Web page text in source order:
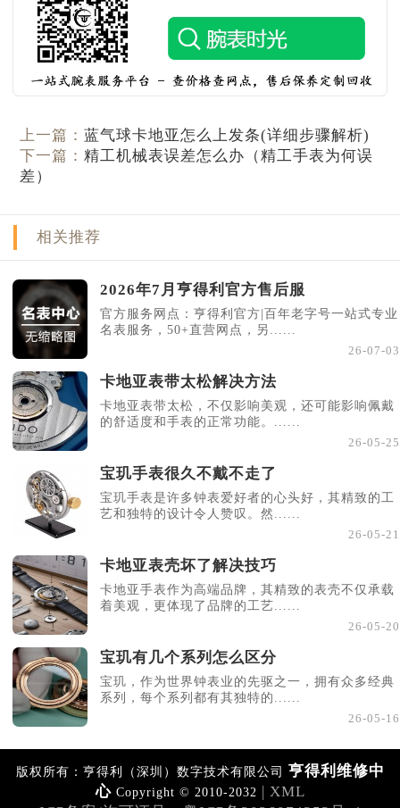
上一篇：蓝气球卡地亚怎么上发条(详细步骤解析)
下一篇：精工机械表误差怎么办（精工手表为何误
差）
相关推荐
2026年7月亨得利官方售后服
官方服务网点：亨得利官方|百年老字号一站式专业
名表服务，50+直营网点，另......
26-07-03
卡地亚表带太松解决方法
卡地亚表带太松，不仅影响美观，还可能影响佩戴
的舒适度和手表的正常功能。......
26-05-25
宝玑手表很久不戴不走了
宝玑手表是许多钟表爱好者的心头好，其精致的工
艺和独特的设计令人赞叹。然......
26-05-21
卡地亚表壳坏了解决技巧
卡地亚手表作为高端品牌，其精致的表壳不仅承载
着美观，更体现了品牌的工艺......
26-05-20
宝玑有几个系列怎么区分
宝玑，作为世界钟表业的先驱之一，拥有众多经典
系列，每个系列都有其独特的......
26-05-16
版权所有：亨得利（深圳）数字技术有限公司 亨得利维修中
心Copyright © 2010-2032 | XML